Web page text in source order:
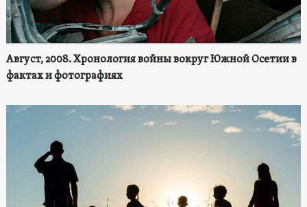
Август, 2008. Хронология войны вокруг Южной Осетии в
фактах и фотографиях